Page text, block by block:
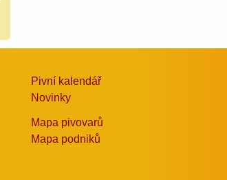
Pivní kalendář
Novinky
Mapa pivovarů
Mapa podniků